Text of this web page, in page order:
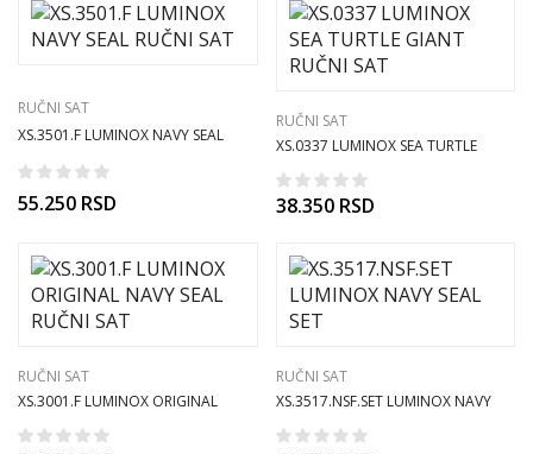
RUČNI SAT
XS.3501.F LUMINOX NAVY SEAL
55.250 RSD
RUČNI SAT
XS.0337 LUMINOX SEA TURTLE
GIANT RUČNI SAT
38.350 RSD
RUČNI SAT
XS.3001.F LUMINOX ORIGINAL
NAVY SEAL RUČNI SAT
RUČNI SAT
XS.3517.NSF.SET LUMINOX NAVY
SEAL SET